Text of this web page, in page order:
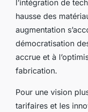
l’intégration de
hausse des
augmentation
démocratisation
accrue et à
fabrication.
Pour une vision
tarifaires et les